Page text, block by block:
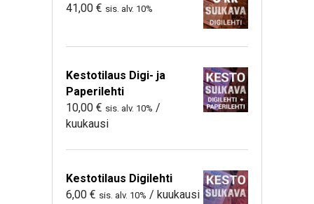
41,00 € sis. alv. 10%
Kestotilaus Digi- ja
Paperilehti
10,00 € sis. alv. 10% /
kuukausi
Kestotilaus Digilehti
6,00 € sis. alv. 10% / kuukausi